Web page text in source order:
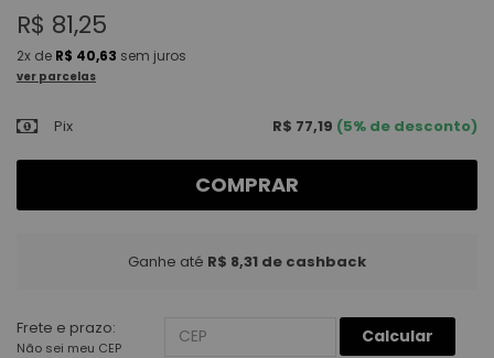
R$ 81,25
2x de R$ 40,63 sem juros
ver parcelas
Pix R$ 77,19 (5% de desconto)
COMPRAR
Ganhe até R$ 8,31 de cashback
Frete e prazo:
Não sei meu CEP
Calcular